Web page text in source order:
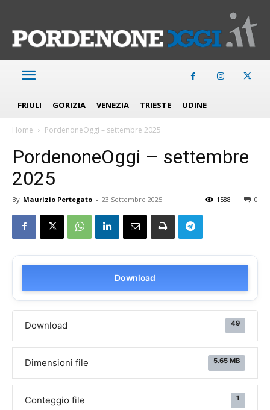
FRIULI GORIZIA VENEZIA TRIESTE UDINE
Home PordenoneOggi – settembre 2025
PordenoneOggi – settembre
2025
By Maurizio Pertegato - 23 Settembre 2025 0
1588
Download
Download 49
Dimensioni file 5.65 MB
Conteggio file 1